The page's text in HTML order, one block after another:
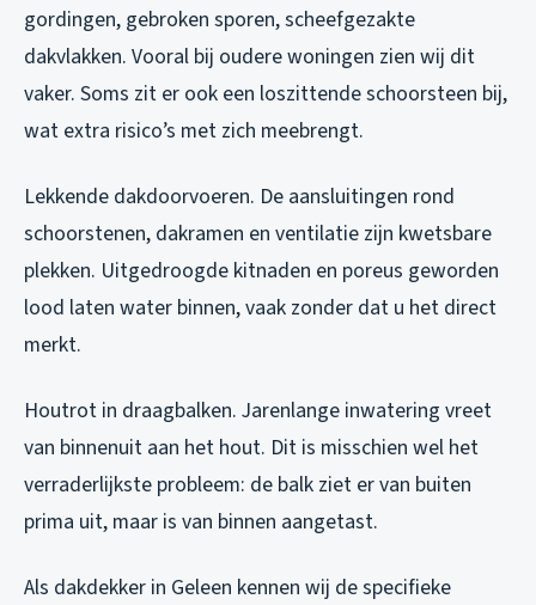
gordingen, gebroken sporen, scheefgezakte
dakvlakken. Vooral bij oudere woningen zien wij dit
vaker. Soms zit er ook een loszittende schoorsteen bij,
wat extra risico’s met zich meebrengt.
Lekkende dakdoorvoeren. De aansluitingen rond
schoorstenen, dakramen en ventilatie zijn kwetsbare
plekken. Uitgedroogde kitnaden en poreus geworden
lood laten water binnen, vaak zonder dat u het direct
merkt.
Houtrot in draagbalken. Jarenlange inwatering vreet
van binnenuit aan het hout. Dit is misschien wel het
verraderlijkste probleem: de balk ziet er van buiten
prima uit, maar is van binnen aangetast.
Als dakdekker in Geleen kennen wij de specifieke